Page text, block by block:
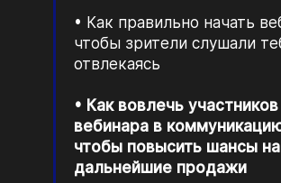
Как правильно начать
чтобы зрители слушали
отвлекаясь
Как вовлечь участников
вебинара в
чтобы повысить шансы на
дальнейшие продажи